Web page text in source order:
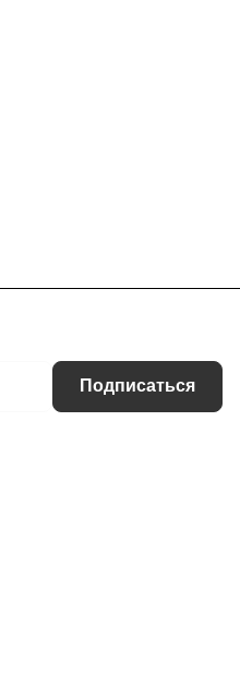
Подписаться